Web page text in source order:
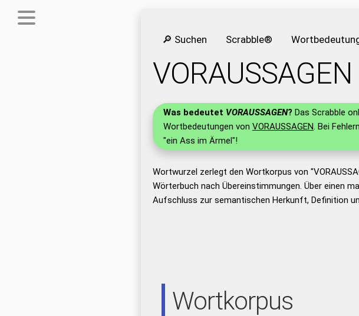
🔎 Suchen Scrabble®
VORAUSSAGEN
Was bedeutet VORAUSSAGEN? Das Scrabble
Wortbedeutungen von VORAUSSAGEN. Bei
"ein Ass im Ärmel"!
Wortwurzel zerlegt den Wortkorpus von
Wörterbuch nach Übereinstimmungen. Über einen
Aufschluss zur semantischen Herkunft, Definition
Wortkorpus